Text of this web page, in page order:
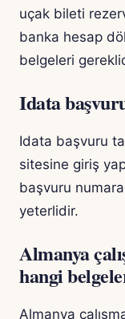
uçak bileti
banka hesap
belgeleri
Idata
Idata başvuru
sitesine giriş
başvuru
yeterlidir.
Almanya
hangi
Almanya